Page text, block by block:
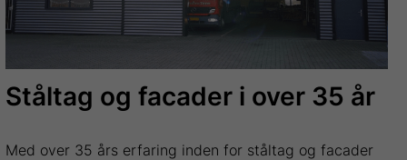
Ståltag og facader i over 35 år
Med over 35 års erfaring inden for ståltag og facader